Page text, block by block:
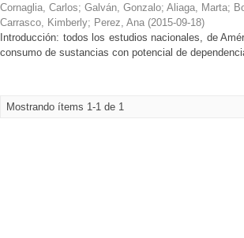
Cornaglia, Carlos; Galván, Gonzalo; Aliaga, Marta;
Carrasco, Kimberly; Perez, Ana (2015-09-18)
Introducción: todos los estudios nacionales, de
consumo de sustancias con potencial de
Mostrando ítems 1-1 de 1